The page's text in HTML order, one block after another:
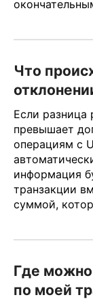
Что
Если разница
превышает
операциям c
информация
транзакции
суммой,
Где можно
по моей